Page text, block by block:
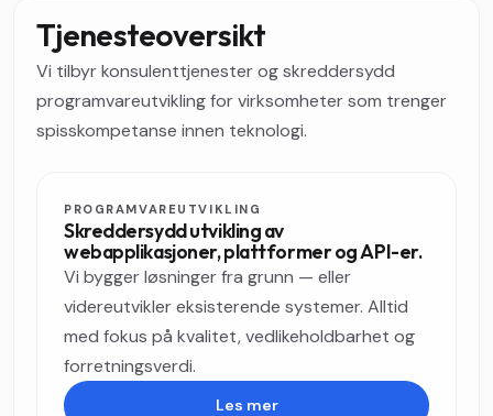
Tjenesteoversikt
Vi tilbyr konsulenttjenester og skreddersydd
programvareutvikling for virksomheter som trenger
spisskompetanse innen teknologi.
PROGRAMVAREUTVIKLING
Skreddersydd utvikling av
webapplikasjoner, plattformer og API-er.
Vi bygger løsninger fra grunn — eller
videreutvikler eksisterende systemer. Alltid
med fokus på kvalitet, vedlikeholdbarhet og
forretningsverdi.
Les mer